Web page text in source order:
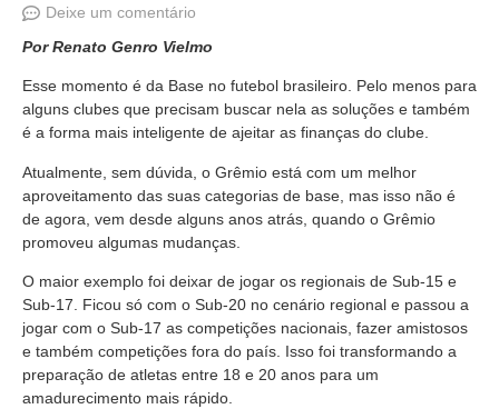
Deixe um comentário
Por Renato Genro Vielmo
Esse momento é da Base no futebol brasileiro. Pelo menos para
alguns clubes que precisam buscar nela as soluções e também
é a forma mais inteligente de ajeitar as finanças do clube.
Atualmente, sem dúvida, o Grêmio está com um melhor
aproveitamento das suas categorias de base, mas isso não é
de agora, vem desde alguns anos atrás, quando o Grêmio
promoveu algumas mudanças.
O maior exemplo foi deixar de jogar os regionais de Sub-15 e
Sub-17. Ficou só com o Sub-20 no cenário regional e passou a
jogar com o Sub-17 as competições nacionais, fazer amistosos
e também competições fora do país. Isso foi transformando a
preparação de atletas entre 18 e 20 anos para um
amadurecimento mais rápido.